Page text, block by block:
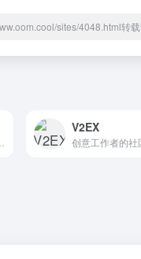
sites/4048.html转
V2EX